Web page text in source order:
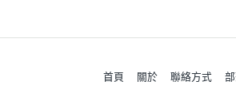
首頁 關於 聯絡方式